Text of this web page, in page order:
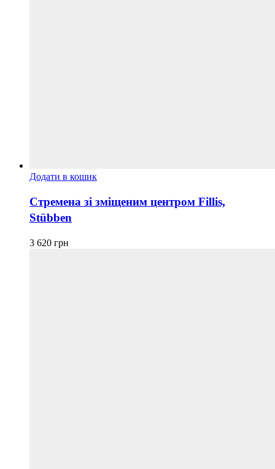
Додати в кошик
Стремена зі зміщеним центром Fillis,
Stübben
3 620 грн